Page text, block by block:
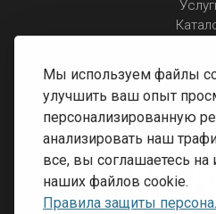
Мы используем файлы
улучшить ваш опыт
персонализированную
анализировать наш
все, вы соглашаетесь на
наших файлов cookie.
Правила защиты
Правила защиты
Доставка и
Условия